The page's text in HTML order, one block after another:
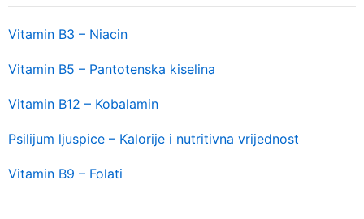
Vitamin B3 – Niacin
Vitamin B5 – Pantotenska kiselina
Vitamin B12 – Kobalamin
Psilijum ljuspice – Kalorije i nutritivna vrijednost
Vitamin B9 – Folati